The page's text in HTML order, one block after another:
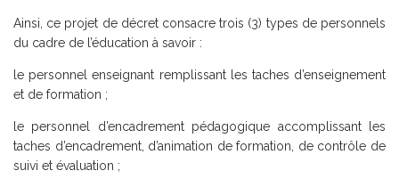
Ainsi, ce projet de décret consacre trois (3) types de personnels
du cadre de l’éducation à savoir :
­le personnel enseignant remplissant les taches d’enseignement
et de formation ;
le personnel d’encadrement pédagogique accomplissant les
taches d’encadrement, d’animation de formation, de contrôle de
suivi et évaluation ;